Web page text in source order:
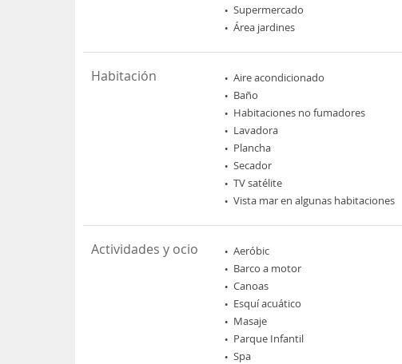
Supermercado
Área jardines
Habitación Aire acondicionado
Baño
Habitaciones no fumadores
Lavadora
Plancha
Secador
TV satélite
Vista mar en algunas habitaciones
Actividades y ocio Aeróbic
Barco a motor
Canoas
Esquí acuático
Masaje
Parque Infantil
Spa